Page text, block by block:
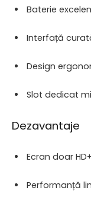
Baterie
Interfață
Design
Slot dedicat
Dezavantaje
Ecran doar
Performanță